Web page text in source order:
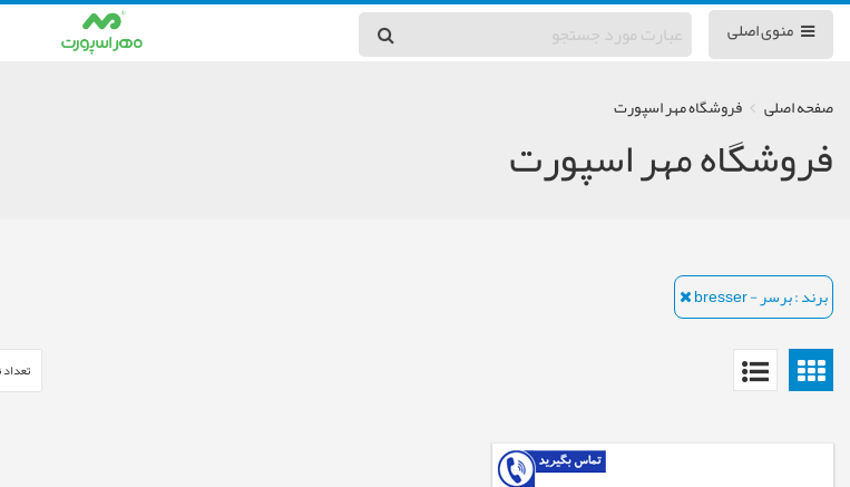
منوی اصلی
صفحه اصلی فروشگاه مهر اسپورت
فروشگاه مهر اسپورت
برند : برسر - bresser